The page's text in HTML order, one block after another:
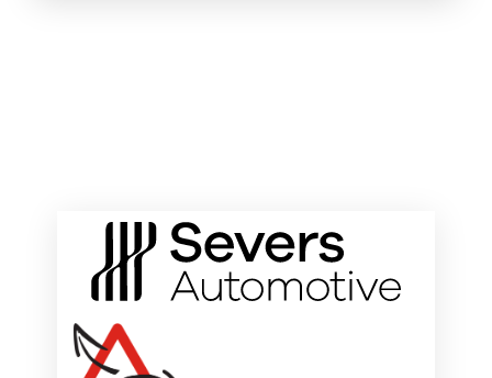
ONZE HOOFDSPONSOREN